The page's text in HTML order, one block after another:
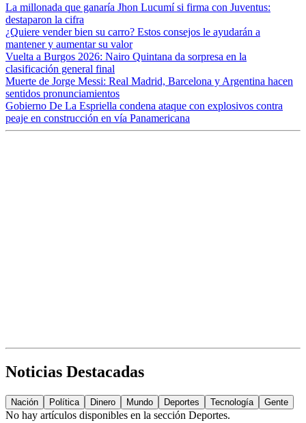
La millonada que ganaría Jhon Lucumí si firma con Juventus:
destaparon la cifra
¿Quiere vender bien su carro? Estos consejos le ayudarán a
mantener y aumentar su valor
Vuelta a Burgos 2026: Nairo Quintana da sorpresa en la
clasificación general final
Muerte de Jorge Messi: Real Madrid, Barcelona y Argentina hacen
sentidos pronunciamientos
Gobierno De La Espriella condena ataque con explosivos contra
peaje en construcción en vía Panamericana
Noticias Destacadas
Nación Política Dinero Mundo Deportes Tecnología Gente
No hay artículos disponibles en la sección Deportes.